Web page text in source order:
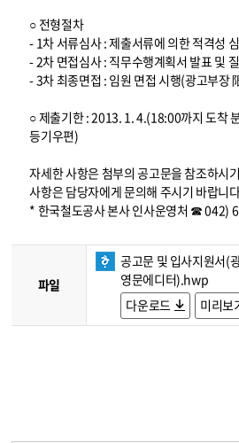
○ 전형절차
- 1차 서류심사 : 제출서류에 의한 적격성
- 2차 면접심사 : 직무수행계획서 발표 및
- 3차 최종면접 : 임원 면접 시행(광고부장
○ 제출기한 : 2013. 1. 4.(18:00까지 도착
등기우편)
자세한 사항은 첨부의 공고문을 참조하시
사항은 담당자에게 문의해 주시기 바랍니
* 한국철도공사 본사 인사운영처 ☎ 042)
파일
공고문 및 입사지원서(
영문에디터).hwp
다운로드
미리보